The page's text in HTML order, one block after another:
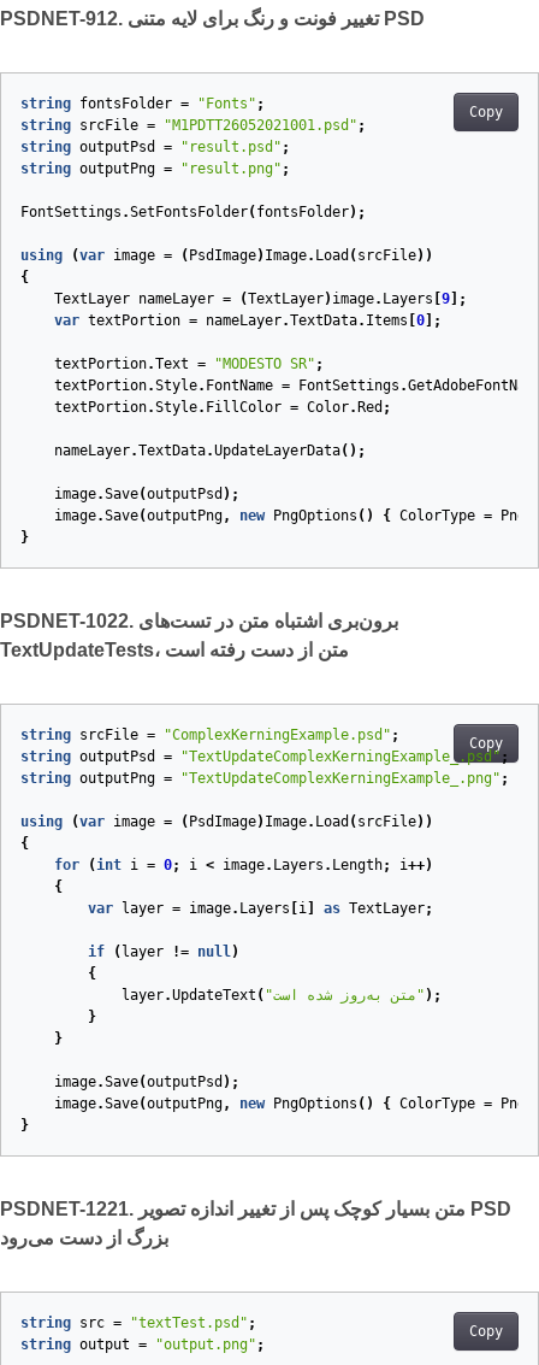
PSDNET-912. تغییر فونت و رنگ برای لایه متنی PSD
Copy
string fontsFolder = "Fonts" ;
string srcFile = "M1PDTT26052021001.psd" ;
string outputPsd = "result.psd" ;
string outputPng = "result.png" ;
FontSettings .SetFontsFolder( fontsFolder);
using (var image = ( PsdImage) Image. Load ( srcFile))
{
TextLayer nameLayer = (TextLayer) image. Layers 9 ];
var textPortion = nameLayer.TextData. Items 0 ];
textPortion.Text = "MODESTO SR" ;
textPortion.Style. FontName = FontSettings .
textPortion.Style. FillColor = Color. Red ;
nameLayer.TextData.UpdateLayerData();
image.Save(outputPsd );
image.Save(outputPng, new PngOptions () { ColorType =
}
PSDNET-1022. برون‌بری اشتباه متن در تست‌های
TextUpdateTests، متن از دست رفته است
Copy
string srcFile = "ComplexKerningExample.psd" ;
string outputPsd = "TextUpdateComplexKerningExample_.psd" ;
string outputPng = "TextUpdateComplexKerningExample_.png" ;
using (var image = ( PsdImage) Image. Load ( srcFile))
{
for
(int i = 0; i < image. Layers . Length; i++)
{
var
layer = image. Layers i as TextLayer;
if ( layer != null)
{
layer.UpdateText ( "متن به‌روز شده است" );
}
}
image.Save(outputPsd );
image.Save(outputPng, new PngOptions () { ColorType =
}
PSDNET-1221. متن بسیار کوچک پس از تغییر اندازه تصویر PSD
بزرگ از دست می‌رود
Copy
string src = "textTest.psd" ;
string output = "output.png" ;